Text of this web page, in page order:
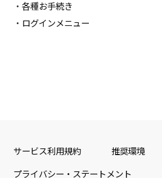
各種お手続き
ログインメニュー
サービス利用規約 推奨環境
プライバシー・ステートメント